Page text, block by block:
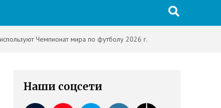
Чемпионат мира по футболу 2026 г.
Наши соцсети